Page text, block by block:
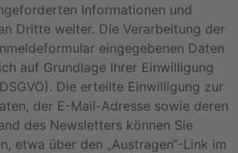
Informationen und
Dritte weiter. Die Verarbeitung der
eingegebenen Daten
auf Grundlage Ihrer Einwilligung
Die erteilte Einwilligung zur
der E-Mail-Adresse sowie deren
des Newsletters können Sie
etwa über den „Austragen“-Link im